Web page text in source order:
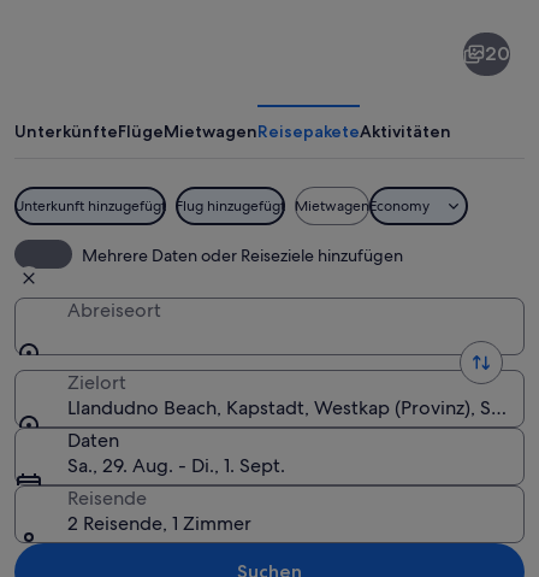
20
UnterkünfteFlügeMietwagenReisepaketeAktivitäten
Unterkunft hinzugefügt Flug hinzugefügt MietwagenEconomy
Mehrere Daten oder Reiseziele hinzufügen
Abreiseort
Zielort
Llandudno Beach, Kapstadt, Westkap (Provinz),
Daten
Sa., 29. Aug. - Di., 1. Sept.
Reisende
2 Reisende, 1 Zimmer
Suchen